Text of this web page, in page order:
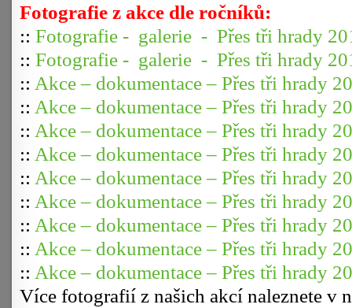
Fotografie z akce dle ročníků:
:: Fotografie - galerie - Přes tři hrady
:: Fotografie - galerie - Přes tři hrady
:: Akce – dokumentace – Přes tři hrady
:: Akce – dokumentace – Přes tři hrady
:: Akce – dokumentace – Přes tři hrady
:: Akce – dokumentace – Přes tři hrady
:: Akce – dokumentace – Přes tři hrady
:: Akce – dokumentace – Přes tři hrady
:: Akce – dokumentace – Přes tři hrady
:: Akce – dokumentace – Přes tři hrady
:: Akce – dokumentace – Přes tři hrady
Více fotografií z našich akcí naleznete v